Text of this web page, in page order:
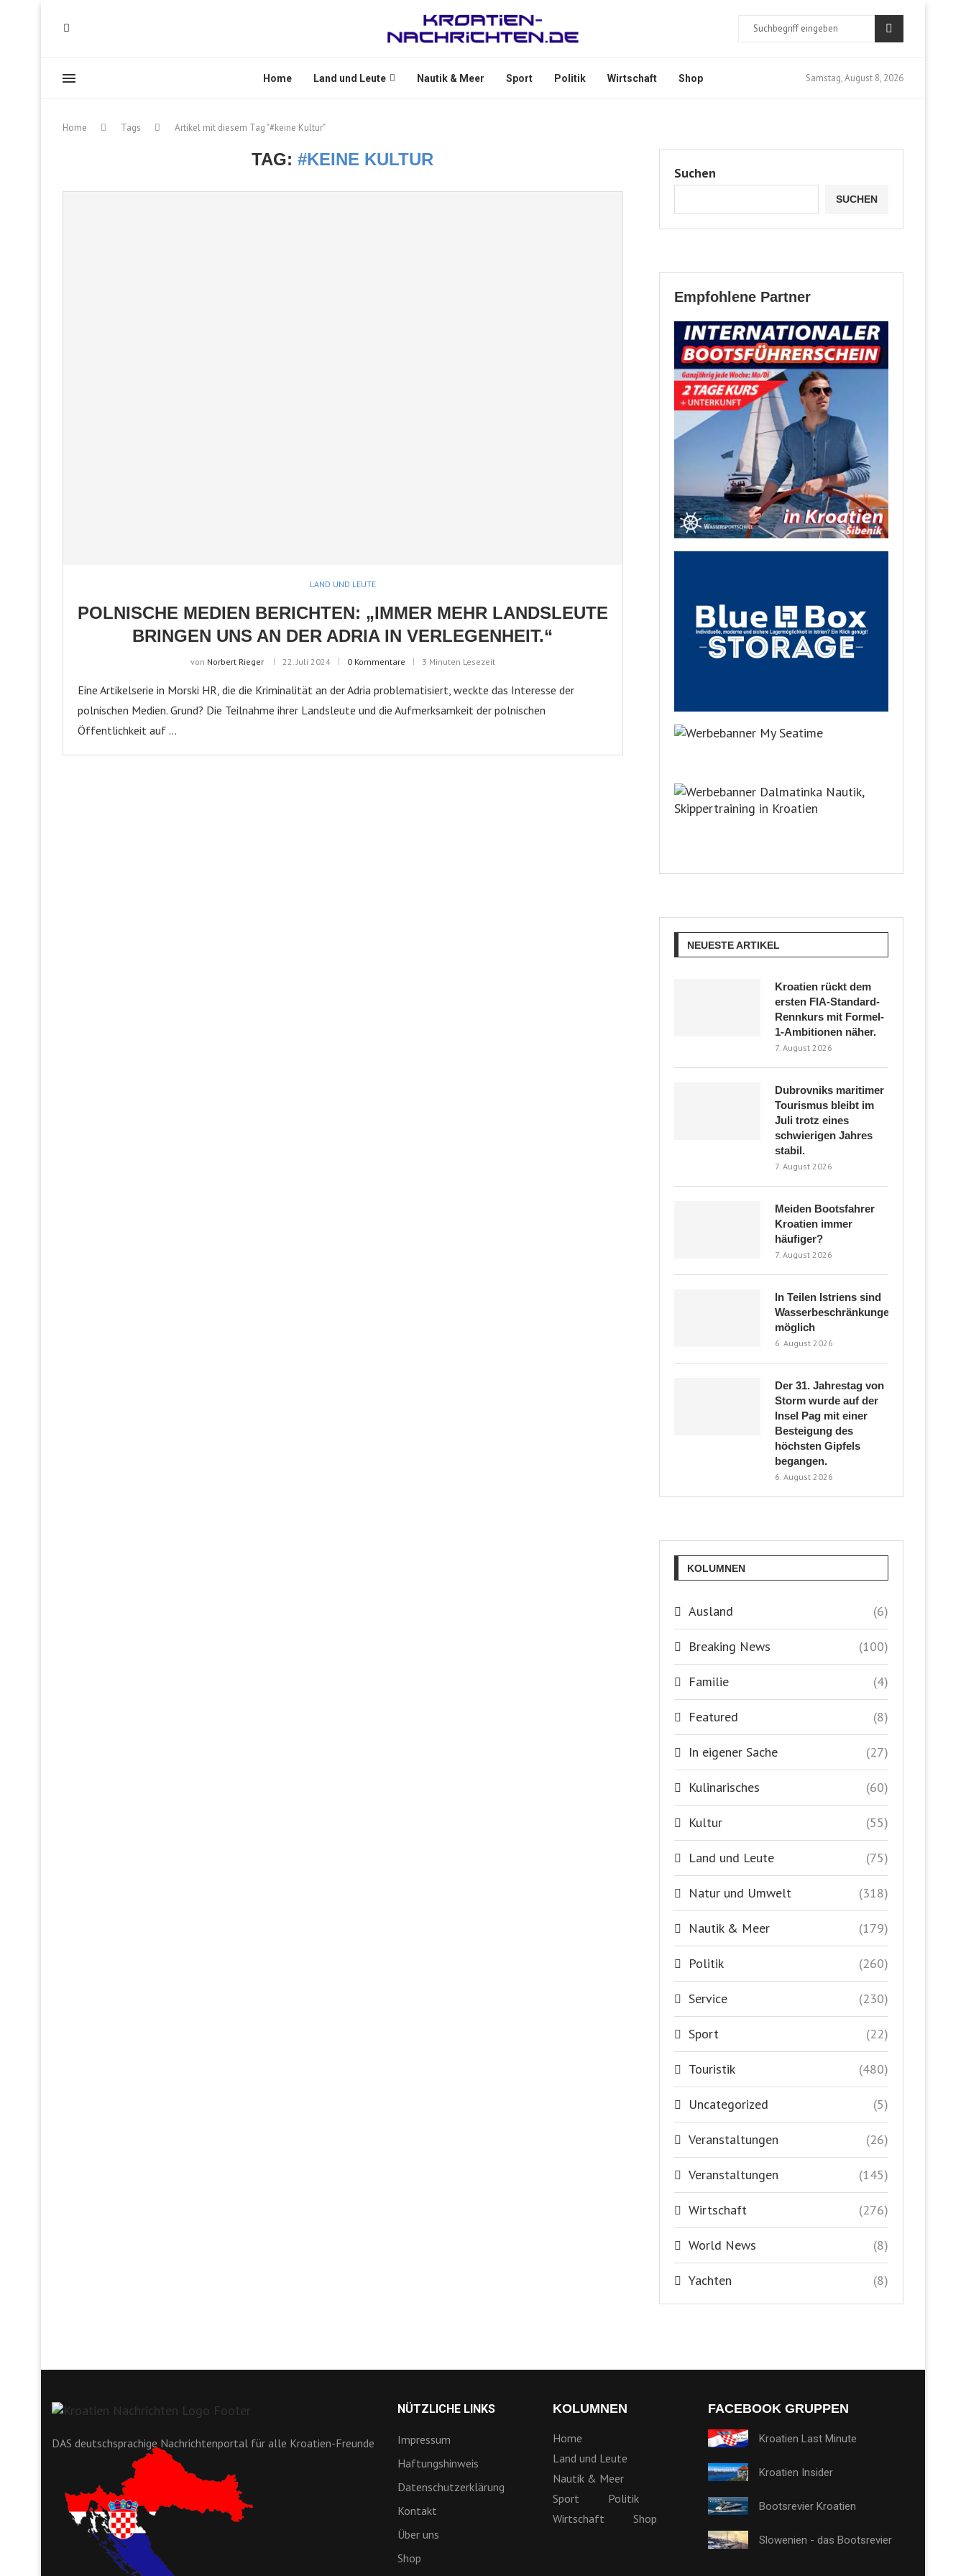
Home Land und Leute Nautik & Meer Sport Politik Wirtschaft Shop Samstag, August 8, 2026
Home Tags Artikel mit diesem Tag "#keine Kultur"
TAG:#KEINE KULTUR
LAND UND LEUTE
POLNISCHE MEDIEN BERICHTEN: „IMMER MEHR LANDSLEUTE
BRINGEN UNS AN DER ADRIA IN VERLEGENHEIT.“
von Norbert Rieger 22. Juli 2024 0 Kommentare 3 Minuten Lesezeit
Eine Artikelserie in Morski HR, die die Kriminalität an der Adria problematisiert, weckte das Interesse der
polnischen Medien. Grund? Die Teilnahme ihrer Landsleute und die Aufmerksamkeit der polnischen
Öffentlichkeit auf …
Suchen
SUCHEN
Empfohlene Partner
NEUESTE ARTIKEL
Kroatien rückt dem
ersten FIA-Standard-
Rennkurs mit Formel-
1-Ambitionen näher.
7. August 2026
Dubrovniks maritimer
Tourismus bleibt im
Juli trotz eines
schwierigen Jahres
stabil.
7. August 2026
Meiden Bootsfahrer
Kroatien immer
häufiger?
7. August 2026
In Teilen Istriens sind
Wasserbeschränkungen
möglich
6. August 2026
Der 31. Jahrestag von
Storm wurde auf der
Insel Pag mit einer
Besteigung des
höchsten Gipfels
begangen.
6. August 2026
KOLUMNEN
Ausland (6)
Breaking News (100)
Familie (4)
Featured (8)
In eigener Sache (27)
Kulinarisches (60)
Kultur (55)
Land und Leute (75)
Natur und Umwelt (318)
Nautik & Meer (179)
Politik (260)
Service (230)
Sport (22)
Touristik (480)
Uncategorized (5)
Veranstaltungen (26)
Veranstaltungen (145)
Wirtschaft (276)
World News (8)
Yachten (8)
DAS deutschsprachige Nachrichtenportal für alle Kroatien-Freunde
NÜTZLICHE LINKS
Impressum
Haftungshinweis
Datenschutzerklärung
Kontakt
Über uns
Shop
KOLUMNEN
Home
Land und Leute
Nautik & Meer
Sport
Politik
Wirtschaft
Shop
FACEBOOK GRUPPEN
Kroatien Last Minute
Kroatien Insider
Bootsrevier Kroatien
Slowenien - das Bootsrevier